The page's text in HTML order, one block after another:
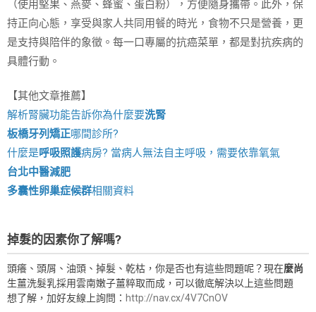
（使用堅果、燕麥、蜂蜜、蛋白粉），方便隨身攜帶。此外，保
持正向心態，享受與家人共同用餐的時光，食物不只是營養，更
是支持與陪伴的象徵。每一口專屬的抗癌菜單，都是對抗疾病的
具體行動。
【其他文章推薦】
解析腎臟功能告訴你為什麼要洗腎
板橋牙列矯正哪間診所?
什麼是呼吸照護病房? 當病人無法自主呼吸，需要依靠氧氣
台北中醫減肥
多囊性卵巢症候群相關資料
掉髮的因素你了解嗎?
頭癢、頭屑、油頭、掉髮、乾枯，你是否也有這些問題呢？現在麼尚
生薑洗髮乳採用雲南嫩子薑粹取而成，可以徹底解決以上這些問題
想了解，加好友線上詢問： http://nav.cx/4V7CnOV